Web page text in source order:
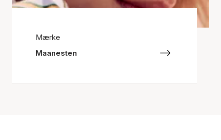
Mærke
Maanesten